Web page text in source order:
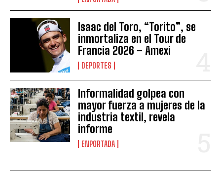
Isaac del Toro, “Torito”, se
inmortaliza en el Tour de
Francia 2026 – Amexi
DEPORTES
Informalidad golpea con
mayor fuerza a mujeres de la
industria textil, revela
informe
ENPORTADA